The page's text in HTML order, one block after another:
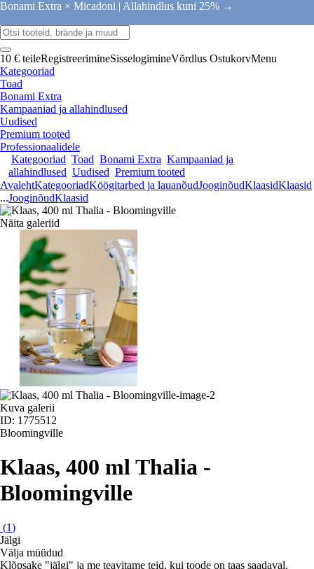
Bonami Extra × Micadoni | Allahindlus kuni 25% →
10 € teileRegistreerimineSisselogimineVõrdlus OstukorvMenu
Kategooriad
Toad
Bonami Extra
Kampaaniad ja allahindlused
Uudised
Premium tooted
Professionaalidele
Kategooriad Toad Bonami Extra Kampaaniad ja
allahindlused Uudised Premium tooted
AvalehtKategooriadKöögitarbed ja lauanõudJooginõudKlaasidKlaasid
...JooginõudKlaasid
Näita galeriid
Kuva galerii
ID: 1775512
Bloomingville
Klaas, 400 ml Thalia -
Bloomingville
(1)
Jälgi
Välja müüdud
Klõpsake "jälgi" ja me teavitame teid, kui toode on taas saadaval.